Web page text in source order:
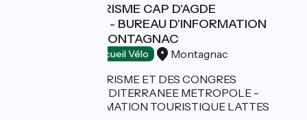
OFFICE DE TOURISME CAP D'AGDE
MEDITERRANEE - BUREAU D'INFORMATION
TOURISTIQUE MONTAGNAC
Accueil Vélo Montagnac